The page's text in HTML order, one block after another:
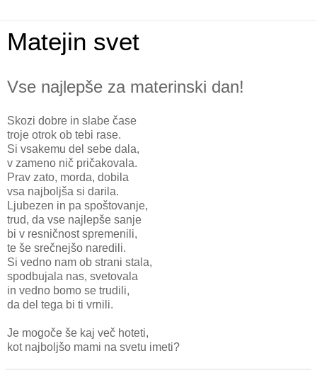
Matejin svet
Vse najlepše za materinski dan!
Skozi dobre in slabe čase
troje otrok ob tebi rase.
Si vsakemu del sebe dala,
v zameno nič pričakovala.
Prav zato, morda, dobila
vsa najboljša si darila.
Ljubezen in pa spoštovanje,
trud, da vse najlepše sanje
bi v resničnost spremenili,
te še srečnejšo naredili.
Si vedno nam ob strani stala,
spodbujala nas, svetovala
in vedno bomo se trudili,
da del tega bi ti vrnili.
Je mogoče še kaj več hoteti,
kot najboljšo mami na svetu imeti?